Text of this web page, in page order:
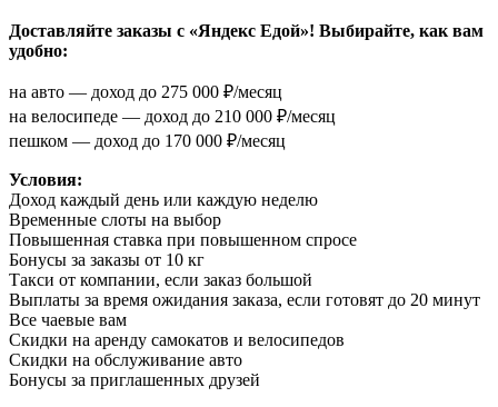
Доставляйте заказы с «Яндекс Едой»! Выбирайте, как вам
удобно:
на авто — доход до 275 000 ₽/месяц
на велосипеде — доход до 210 000 ₽/месяц
пешком — доход до 170 000 ₽/месяц
Условия:
Доход каждый день или каждую неделю
Временные слоты на выбор
Повышенная ставка при повышенном спросе
Бонусы за заказы от 10 кг
Такси от компании, если заказ большой
Выплаты за время ожидания заказа, если готовят до 20 минут
Все чаевые вам
Скидки на аренду самокатов и велосипедов
Скидки на обслуживание авто
Бонусы за приглашенных друзей